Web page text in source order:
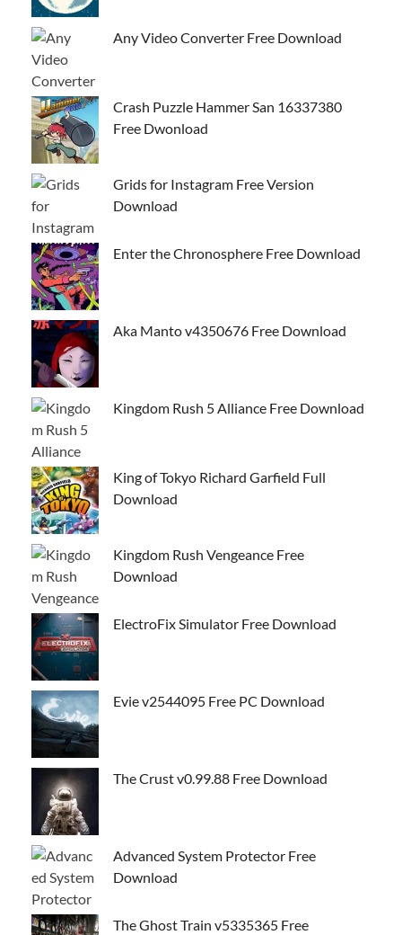
Any Video Converter Free Download
Crash Puzzle Hammer San 16337380
Free Dwonload
Grids for Instagram Free Version
Download
Enter the Chronosphere Free Download
Aka Manto v4350676 Free Download
Kingdom Rush 5 Alliance Free Download
King of Tokyo Richard Garfield Full
Download
Kingdom Rush Vengeance Free
Download
ElectroFix Simulator Free Download
Evie v2544095 Free PC Download
The Crust v0.99.88 Free Download
Advanced System Protector Free
Download
The Ghost Train v5335365 Free